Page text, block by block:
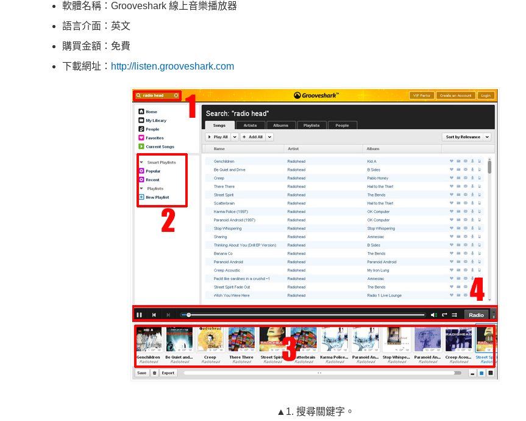
軟體名稱：Grooveshark 線上音樂播放器
語言介面：英文
購買金額：免費
下載網址： http://listen.grooveshark.com
▲1. 搜尋關鍵字。